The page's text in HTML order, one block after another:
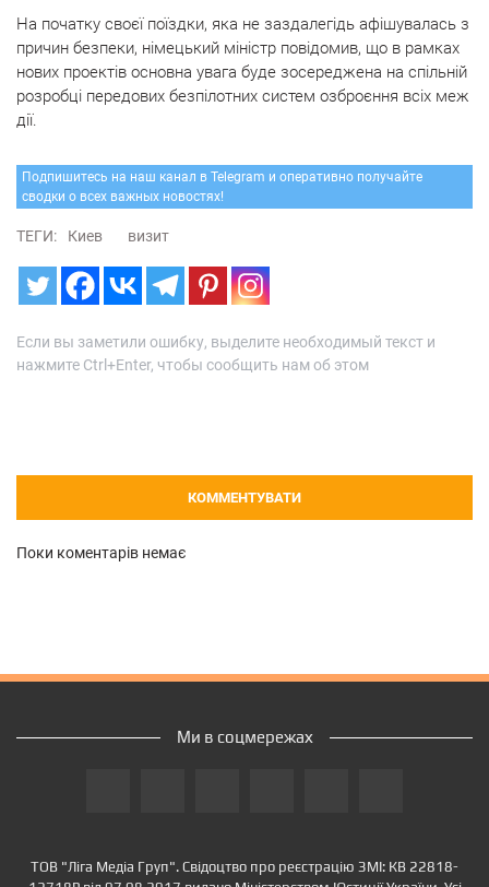
На початку своєї поїздки, яка не заздалегідь афішувалась з
причин безпеки, німецький міністр повідомив, що в рамках
нових проектів основна увага буде зосереджена на спільній
розробці передових безпілотних систем озброєння всіх меж
дії.
Подпишитесь на наш канал в Telegram и оперативно получайте
сводки о всех важных новостях!
ТЕГИ: Киев визит
Если вы заметили ошибку, выделите необходимый текст и
нажмите Ctrl+Enter, чтобы сообщить нам об этом
КОММЕНТУВАТИ
Поки коментарів немає
ТОВ "Ліга Медіа Груп". Свідоцтво про реєстрацію ЗМІ: КВ 22818-
Ми в соцмережах